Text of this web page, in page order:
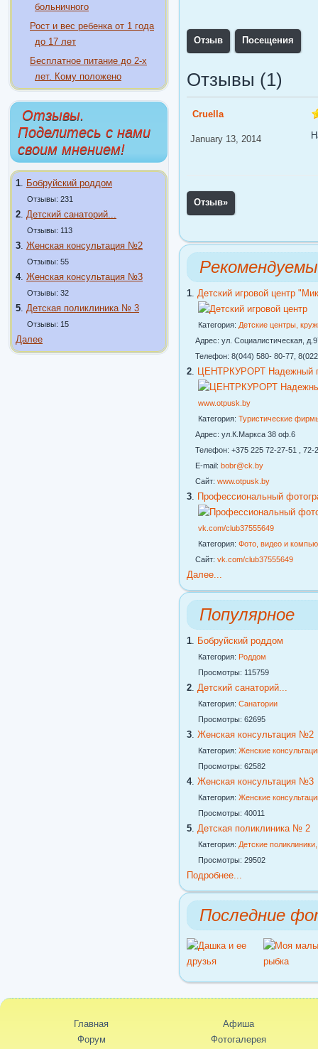
больничного
Рост и вес ребенка от 1 года
до 17 лет
Бесплатное питание до 2-х
лет. Кому положено
Отзывы.
Поделитесь с нами
своим мнением!
1 Бобруйский роддом
Отзывы: 231
2 Детский санаторий...
Отзывы: 113
3 Женская консультация №2
Отзывы: 55
4. Женская консультация №3
Отзывы: 32
5 Детская поликлиника № 3
Отзывы: 15
Далее
Отзыв Посещения
Отзывы (1)
Cruella
January 13, 2014
Отзыв»
1 Детский игровой центр
Категория: Детские центры,
Адрес: ул. Социалистическая,
Телефон: 8(044) 580- 80-77,
2 ЦЕНТРКУРОРТ Надежный
www.otpusk.by
Категория: Туристические
Адрес: ул.К.Маркса 38 оф.6
Телефон: +375 225 72-27-51 , 72-
E-mail: bobr@ck.by
Сайт: www.otpusk.by
3 Профессиональный
vk.com/club37555649
Категория: Фото, видео и
Сайт: vk.com/club37555649
Далее...
Популярное
1 Бобруйский роддом
Категория: Роддом
Просмотры: 115759
2 Детский санаторий...
Категория: Санатории
Просмотры: 62695
3 Женская консультация №2
Категория: Женские
Просмотры: 62582
4. Женская консультация №3
Категория: Женские
Просмотры: 40011
5 Детская поликлиника № 2
Категория: Детские
Просмотры: 29502
Подробнее...
Последние
Главная
Форум
Афиша
Фотогалерея